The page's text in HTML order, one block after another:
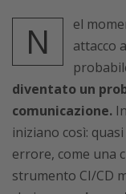
N
el
attacco
diventato un
comunicazione.
iniziano così:
errore, come una
strumento CI/CD